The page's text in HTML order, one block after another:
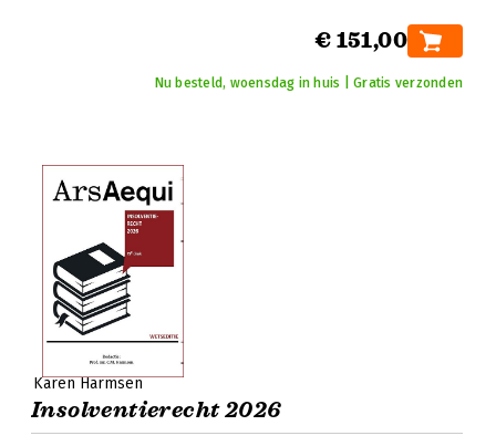
€ 151,00
Nu besteld, woensdag in huis | Gratis verzonden
Karen Harmsen
Insolventierecht 2026